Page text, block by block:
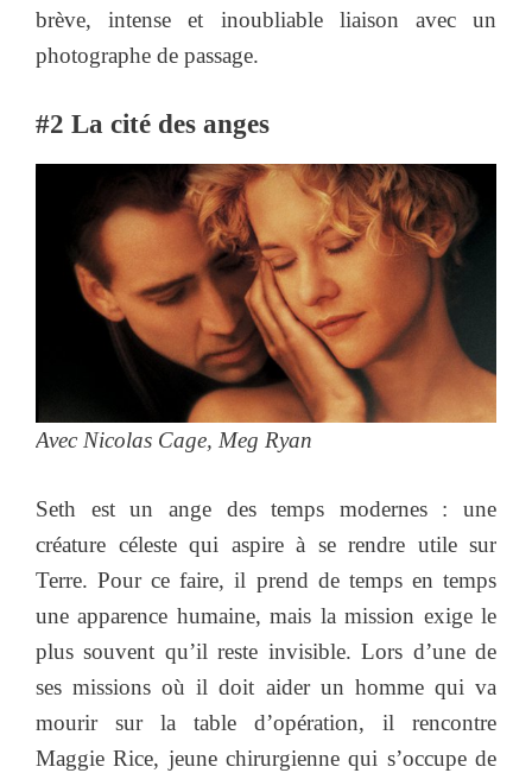
brève, intense et inoubliable liaison avec un
photographe de passage.
#2 La cité des anges
Avec Nicolas Cage, Meg Ryan
Seth est un ange des temps modernes : une
créature céleste qui aspire à se rendre utile sur
Terre. Pour ce faire, il prend de temps en temps
une apparence humaine, mais la mission exige le
plus souvent qu’il reste invisible. Lors d’une de
ses missions où il doit aider un homme qui va
mourir sur la table d’opération, il rencontre
Maggie Rice, jeune chirurgienne qui s’occupe de